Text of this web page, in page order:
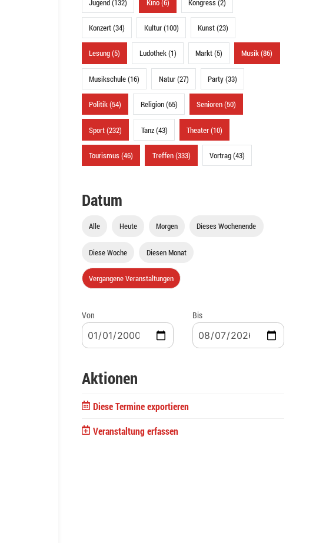
Jugend (132) Kino (6) Kongress (2)
Konzert (34) Kultur (100) Kunst (23)
Lesung (5) Ludothek (1) Markt (5) Musik (86)
Musikschule (16) Natur (27) Party (33)
Politik (54) Religion (65) Senioren (50)
Sport (232) Tanz (43) Theater (10)
Tourismus (46) Treffen (333) Vortrag (43)
Datum
Alle Heute Morgen Dieses Wochenende
Diese Woche Diesen Monat
Vergangene Veranstaltungen
Von Bis
Aktionen
Diese Termine exportieren
Veranstaltung erfassen